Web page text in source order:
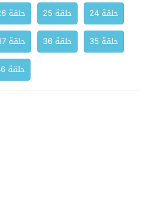
حلقة 24
حلقة 25 حلقة 26
حلقة 35
حلقة 36 حلقة 37
حلقة 46